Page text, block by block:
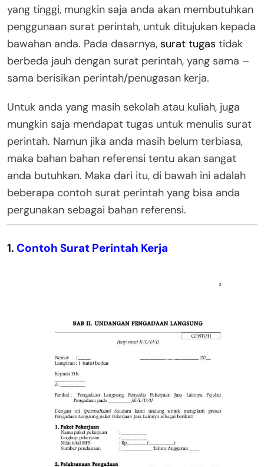
yang tinggi, mungkin saja anda akan membutuhkan
penggunaan surat perintah, untuk ditujukan kepada
bawahan anda. Pada dasarnya, surat tugas tidak
berbeda jauh dengan surat perintah, yang sama –
sama berisikan perintah/penugasan kerja.
Untuk anda yang masih sekolah atau kuliah, juga
mungkin saja mendapat tugas untuk menulis surat
perintah. Namun jika anda masih belum terbiasa,
maka bahan bahan referensi tentu akan sangat
anda butuhkan. Maka dari itu, di bawah ini adalah
beberapa contoh surat perintah yang bisa anda
pergunakan sebagai bahan referensi.
1. Contoh Surat Perintah Kerja